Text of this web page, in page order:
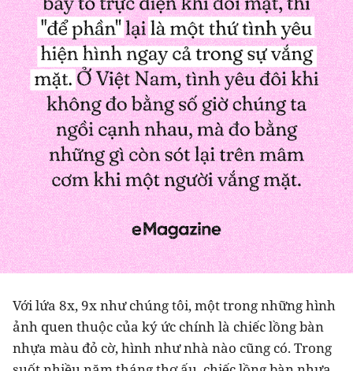
Với lứa 8x, 9x như chúng tôi, một trong những hình
ảnh quen thuộc của ký ức chính là chiếc lồng bàn
nhựa màu đỏ cờ, hình như nhà nào cũng có. Trong